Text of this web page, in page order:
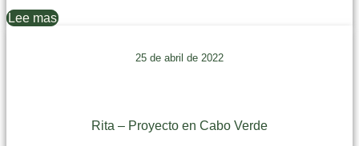
Lee mas
25 de abril de 2022
Rita – Proyecto en Cabo Verde